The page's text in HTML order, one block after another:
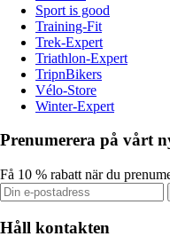
Sport is good
Training-Fit
Trek-Expert
Triathlon-Expert
TripnBikers
Vélo-Store
Winter-Expert
Prenumerera på vårt
Få 10 % rabatt när du
Håll kontakten